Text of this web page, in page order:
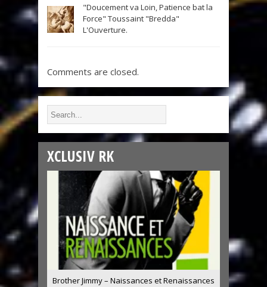
"Doucement va Loin, Patience bat la
Force" Toussaint "Bredda"
L'Ouverture.
Comments are closed.
XCLUSIV RK
Brother Jimmy – Naissances et Renaissances